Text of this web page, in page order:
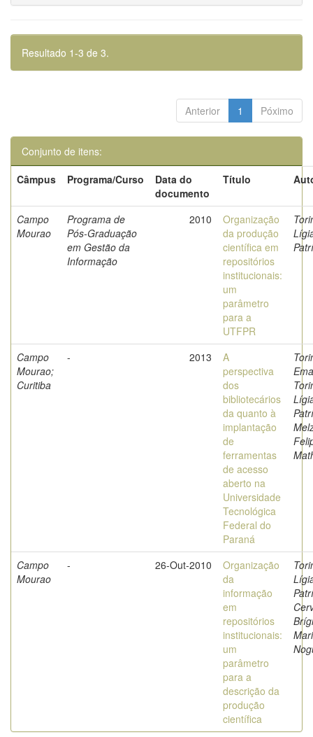
Resultado 1-3 de 3.
Anterior 1 Póximo
Conjunto de itens:
Câmpus
Programa/Curso
Data do
documento
Título
Campo
Mourao
Programa de
Pós-Graduação
em Gestão da
Informação
2010
Organização
da produção
científica em
repositórios
institucionais:
um
parâmetro
para a
UTFPR
Campo
Mourao;
Curitiba
- 2013
A
perspectiva
dos
bibliotecários
da quanto à
implantação
de
ferramentas
de acesso
aberto na
Universidade
Tecnológica
Federal do
Paraná
Campo
Mourao
- 26-Out-2010
Organização
da
informação
em
repositórios
institucionais:
um
parâmetro
para a
descrição da
produção
científica